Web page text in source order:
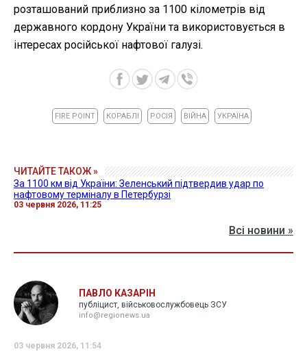
розташований приблизно за 1100 кілометрів від
державного кордону України та використовується в
інтересах російської нафтової галузі.
FIRE POINT КОРАБЛІ РОСІЯ ВІЙНА УКРАЇНА
ЧИТАЙТЕ ТАКОЖ »
За 1100 км від України: Зеленський підтвердив удар по
нафтовому терміналу в Петербурзі
03 червня 2026, 11:25
Всі новини »
ПАВЛО КАЗАРІН
публіцист, військовослужбовець ЗСУ
info@regionews.ua
03 червня 2026, 11:54